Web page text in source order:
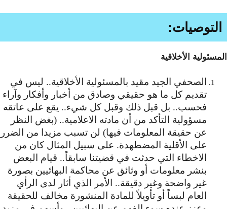
التوصيات:
المسئولية الأخلاقية
الصحفي الجيد مقيد بالمسئولية الأخلاقية.. ليس في
تقديم كل ما هو حقيقي وصادق من أخبار وأفكار وآراء
فحسب.. بل قبل ذلك وقبل كل شيء.. يقع على عاتقه
مسؤولية التأكد من أن مادته الاعلامية.. (بغض النظر
عن حقيقة المعلومات فيها) لن تسبب مزيدا من الضرر
على الأقلية المضطهدة. على سبيل المثال كان من
الاخطاء التي حدثت في قضيتنا سابقاً.. قيام البعض
بنشر معلومات أو وثائق عن محاكمة البهائيين بصورة
غير واضحة وغير دقيقة.. الأمر الذي أثار لدى الرأي
العام لبساً أو تأويلاً للمادة المنشورة مخالف للحقيقة